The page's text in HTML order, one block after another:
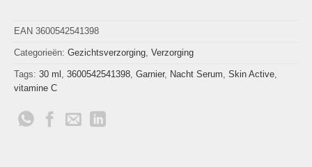
EAN 3600542541398
Categorieën: Gezichtsverzorging, Verzorging
Tags: 30 ml , 3600542541398, Garnier, Nacht Serum, Skin Active,
vitamine C